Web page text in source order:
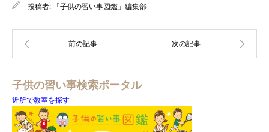
投稿者: 「子供の習い事図鑑」編集部
子供の習い事検索ポータル
近所で教室を探す